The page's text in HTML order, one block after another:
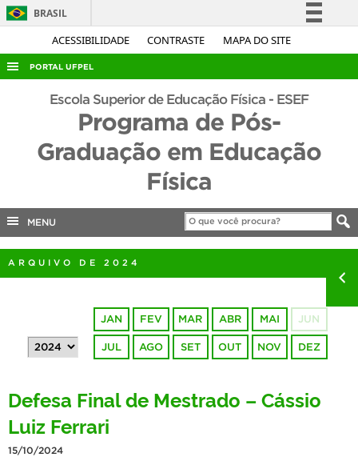
ACESSIBILIDADE CONTRASTE MAPA DO SITE
BRASIL
Simplifique!
Acesso à informação
Legislação
Canais
PORTAL UFPEL
ACESSO À INFORMAÇÃO
COBALTO
Escola Superior de Educação Física - ESEF
Programa de Pós-
Graduação em Educação
Física
MENU
ARQUIVO DE 2024
JAN FEV MAR ABR MAI JUN
JUL AGO SET OUT NOV DEZ
Defesa Final de Mestrado – Cássio
Luiz Ferrari
15/10/2024